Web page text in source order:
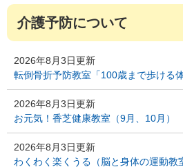
介護予防について
2026年8月3日更新
転倒骨折予防教室「100歳まで歩ける
2026年8月3日更新
お元気！香芝健康教室（9月、10月）
2026年8月3日更新
わくわく楽くうる（脳と身体の運動教